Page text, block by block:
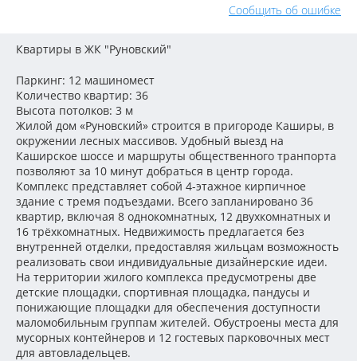
Сообщить об ошибке
Квартиры в ЖК "Руновский"
Паркинг: 12 машиномест
Количество квартир: 36
Высота потолков: 3 м
Жилой дом «Руновский» строится в пригороде Каширы, в
окружении лесных массивов. Удобный выезд на
Каширское шоссе и маршруты общественного транпорта
позволяют за 10 минут добраться в центр города.
Комплекс представляет собой 4-этажное кирпичное
здание с тремя подъездами. Всего запланировано 36
квартир, включая 8 однокомнатных, 12 двухкомнатных и
16 трёхкомнатных. Недвижимость предлагается без
внутренней отделки, предоставляя жильцам возможность
реализовать свои индивидуальные дизайнерские идеи.
На территории жилого комплекса предусмотрены две
детские площадки, спортивная площадка, пандусы и
понижающие площадки для обеспечения доступности
маломобильным группам жителей. Обустроены места для
мусорных контейнеров и 12 гостевых парковочных мест
для автовладельцев.